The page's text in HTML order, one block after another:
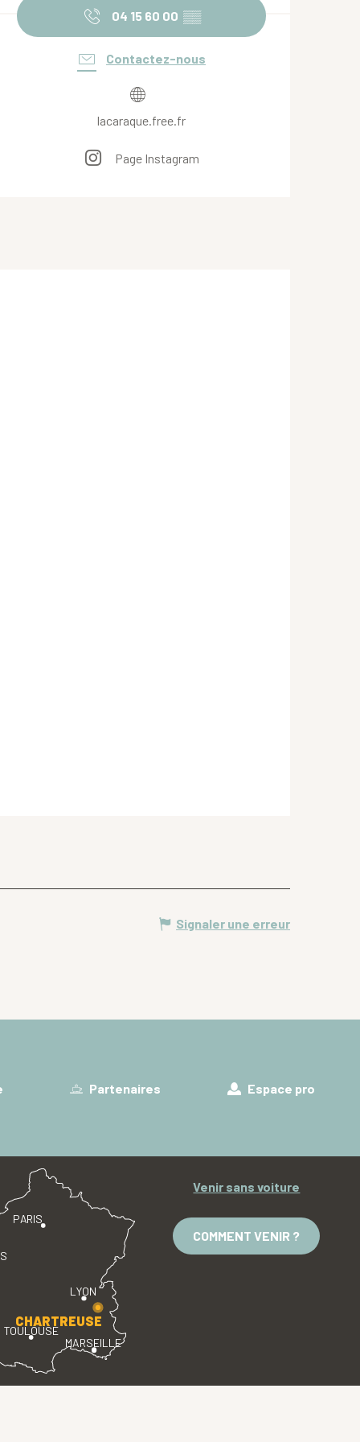
04 15 60 00 ▒▒
Contactez-nous
lacaraque.free.fr
Page Instagram
Signaler une erreur
Partenaires Espace pro
PARIS
LYON
TOULOUSE
MARSEILLE
CHARTREUSE
Venir sans voiture
COMMENT VENIR ?